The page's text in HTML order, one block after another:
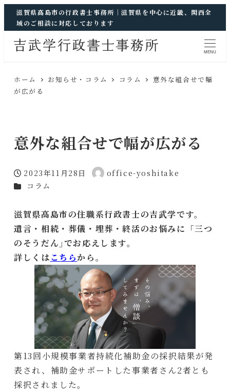
滋賀県高島市の行政書士事務所｜滋賀県を中心に近畿、関西全
域のご相談に対応しております
MENU
ホーム お知らせ・コラム コラム
意外な組合せで幅
が広がる
意外な組合せで幅が広がる
投稿日
2023年11月28日
著
office-yoshitake
カテゴリー
コラム
滋賀県高島市の住職系行政書士の吉武学です。
遺言・相続・葬儀・埋葬・終活のお悩みに「三つ
のそうだん｣でお応えします。
詳しくは こちらから。
第13回小規模事業者持続化補助金の採択結果が発
表され、補助金サポートした事業者さん2者とも
採択されました。